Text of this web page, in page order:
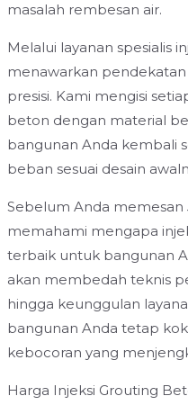
masalah rembesan air.
Melalui layanan spesialis
menawarkan
presisi. Kami mengisi
beton dengan material
bangunan Anda kembali
beban sesuai desain
Sebelum Anda memesan
memahami mengapa
terbaik untuk bangunan
akan membedah teknis
hingga keunggulan
bangunan Anda tetap
kebocoran yang
Harga Injeksi Grouting